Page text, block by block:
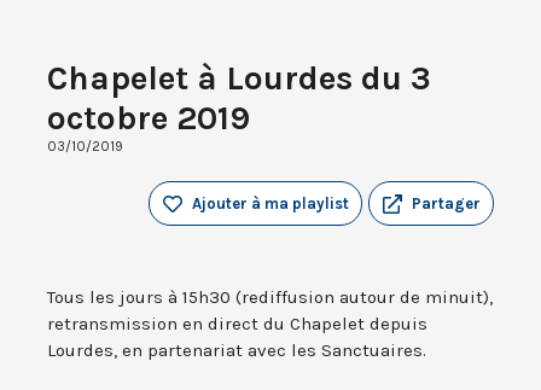
Chapelet à Lourdes du 3
octobre 2019
03/10/2019
Partager
Ajouter à ma playlist
Tous les jours à 15h30 (rediffusion autour de minuit),
retransmission en direct du Chapelet depuis
Lourdes, en partenariat avec les Sanctuaires.